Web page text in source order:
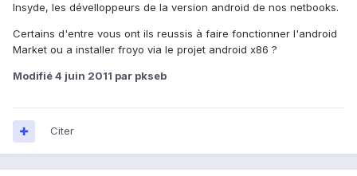
Insyde, les dévelloppeurs de la version android de nos netbooks.
Certains d'entre vous ont ils reussis à faire fonctionner l'android
Market ou a installer froyo via le projet android x86 ?
Modifié4 juin 2011 par pkseb
Citer